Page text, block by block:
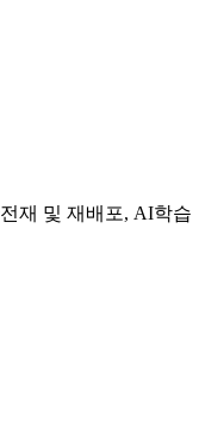
재 및 재배포, AI학습